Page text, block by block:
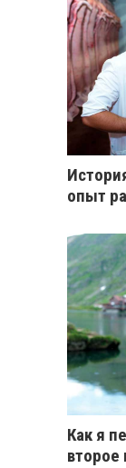
опыт
Как я
второе